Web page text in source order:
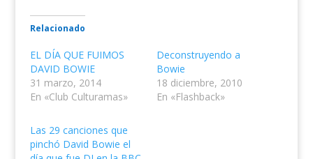
Relacionado
EL DÍA QUE FUIMOS
DAVID BOWIE
31 marzo, 2014
En «Club Culturamas»
Deconstruyendo a
Bowie
18 diciembre, 2010
En «Flashback»
Las 29 canciones que
pinchó David Bowie el